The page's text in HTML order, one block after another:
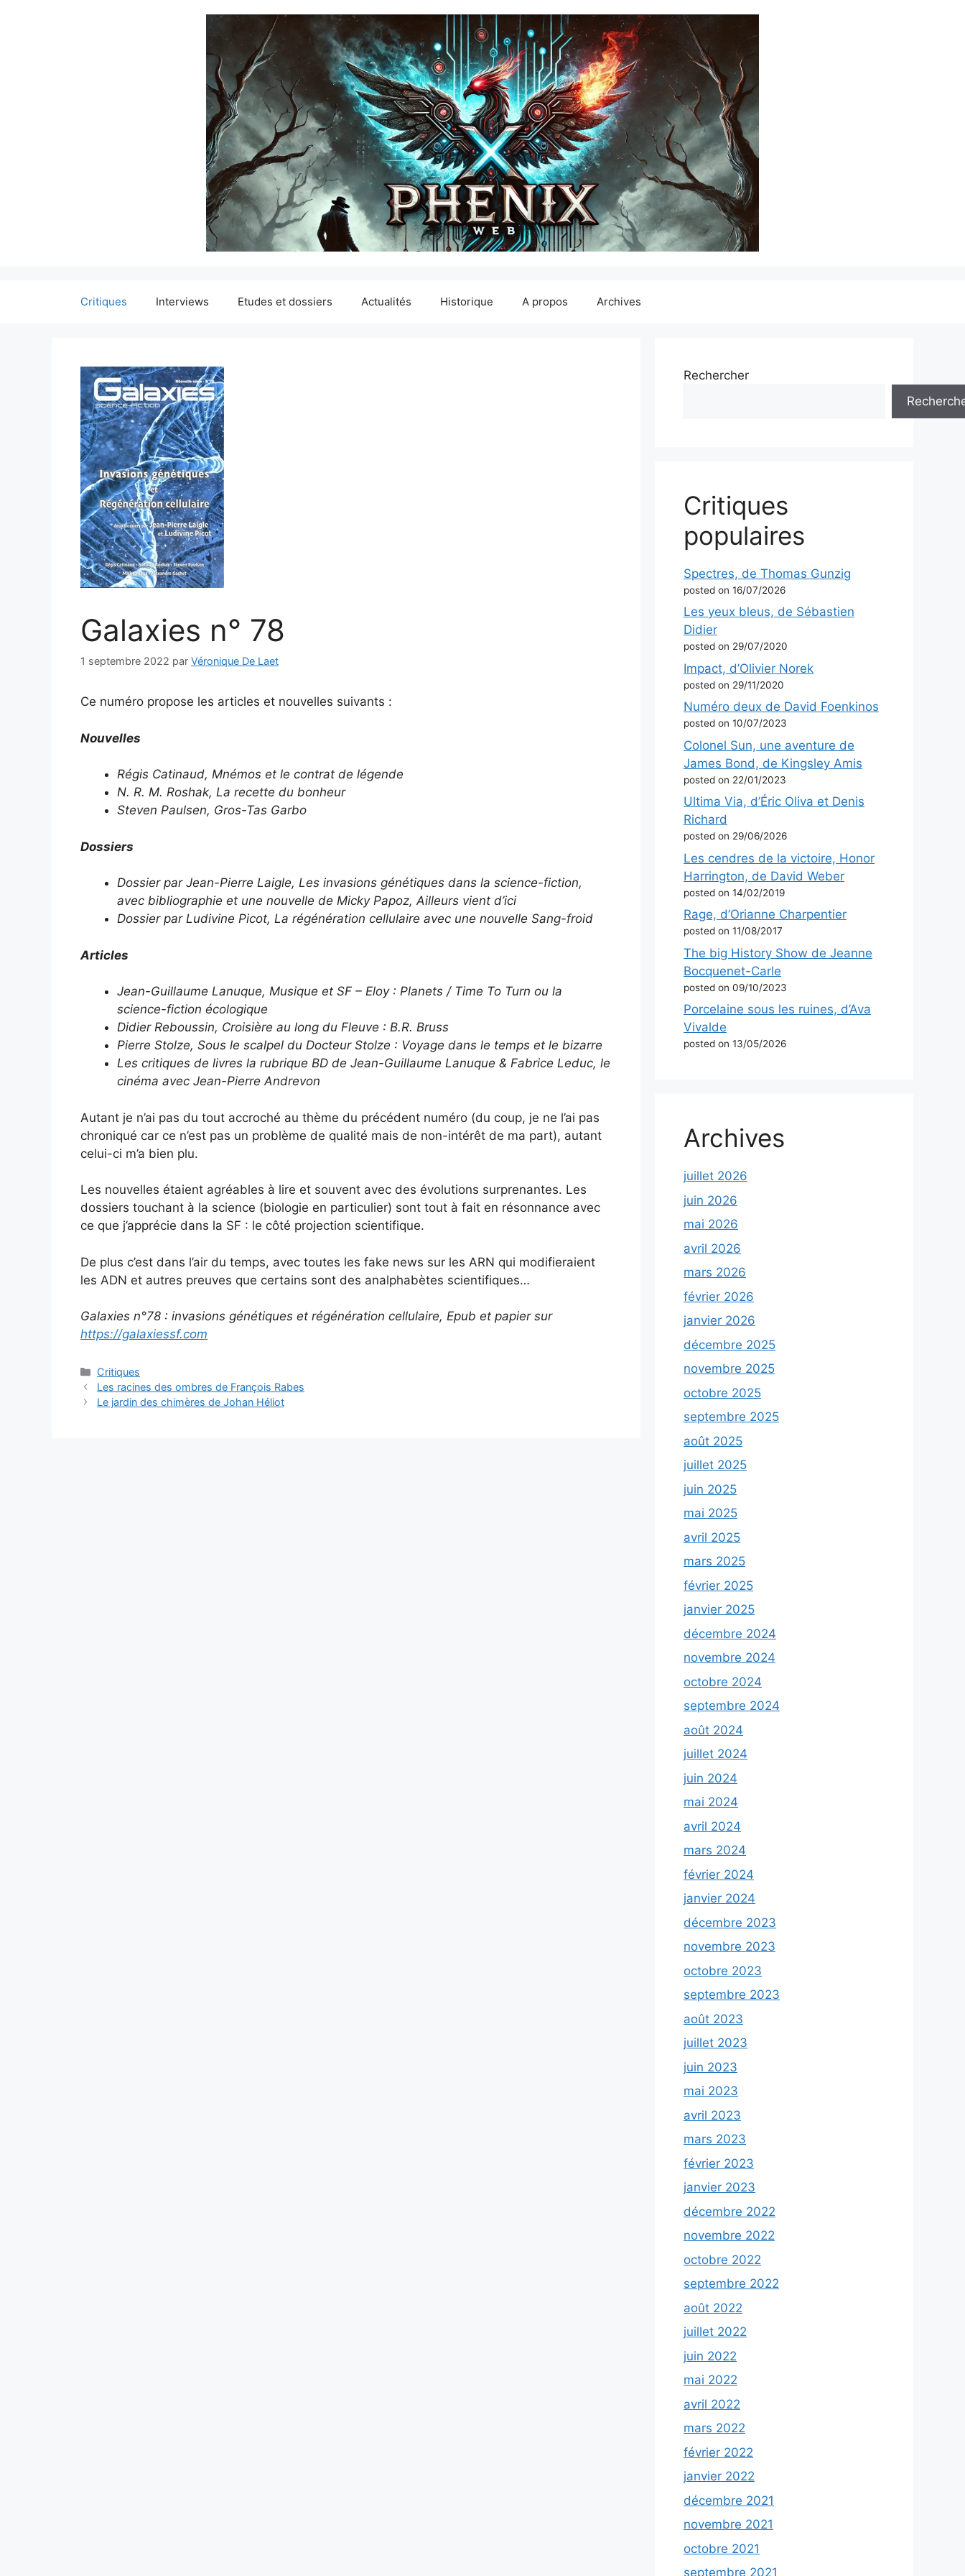
Critiques Interviews Etudes et dossiers Actualités Historique A propos Archives
Galaxies n° 78
1 septembre 2022 par Véronique De Laet
Ce numéro propose les articles et nouvelles suivants :
Nouvelles
Régis Catinaud, Mnémos et le contrat de légende
N. R. M. Roshak, La recette du bonheur
Steven Paulsen, Gros-Tas Garbo
Dossiers
Dossier par Jean-Pierre Laigle, Les invasions génétiques dans la science-fiction,
avec bibliographie et une nouvelle de Micky Papoz,Ailleurs vient d’ici
Dossier par Ludivine Picot, La régénération cellulaire avec une nouvelle Sang-froid
Articles
Jean-Guillaume Lanuque, Musique et SF – Eloy : Planets / Time To Turn ou la
science-fiction écologique
Didier Reboussin, Croisière au long du Fleuve : B.R. Bruss
Pierre Stolze, Sous le scalpel du Docteur Stolze : Voyage dans le temps et le bizarre
Les critiques de livres la rubrique BD de Jean-Guillaume Lanuque & Fabrice Leduc, le
cinéma avec Jean-Pierre Andrevon
Autant je n’ai pas du tout accroché au thème du précédent numéro (du coup, je ne l’ai pas
chroniqué car ce n’est pas un problème de qualité mais de non-intérêt de ma part), autant
celui-ci m’a bien plu.
Les nouvelles étaient agréables à lire et souvent avec des évolutions surprenantes. Les
dossiers touchant à la science (biologie en particulier) sont tout à fait en résonnance avec
ce que j’apprécie dans la SF : le côté projection scientifique.
De plus c’est dans l’air du temps, avec toutes les fake news sur les ARN qui modifieraient
les ADN et autres preuves que certains sont des analphabètes scientifiques…
Galaxies n°78 : invasions génétiques et régénération cellulaire, Epub et papier sur
https://galaxiessf.com
Critiques
Les racines des ombres de François Rabes
Le jardin des chimères de Johan Héliot
Rechercher
Critiques
populaires
Spectres, de Thomas Gunzig
posted on 16/07/2026
Les yeux bleus, de Sébastien
Didier
posted on 29/07/2020
Impact, d’Olivier Norek
posted on 29/11/2020
Numéro deux de David Foenkinos
posted on 10/07/2023
Colonel Sun, une aventure de
James Bond, de Kingsley Amis
posted on 22/01/2023
Ultima Via, d’Éric Oliva et Denis
Richard
posted on 29/06/2026
Les cendres de la victoire, Honor
Harrington, de David Weber
posted on 14/02/2019
Rage, d’Orianne Charpentier
posted on 11/08/2017
The big History Show de Jeanne
Bocquenet-Carle
posted on 09/10/2023
Porcelaine sous les ruines, d’Ava
Vivalde
posted on 13/05/2026
Archives
juillet 2026
juin 2026
mai 2026
avril 2026
mars 2026
février 2026
janvier 2026
décembre 2025
novembre 2025
octobre 2025
septembre 2025
août 2025
juillet 2025
juin 2025
mai 2025
avril 2025
mars 2025
février 2025
janvier 2025
décembre 2024
novembre 2024
octobre 2024
septembre 2024
août 2024
juillet 2024
juin 2024
mai 2024
avril 2024
mars 2024
février 2024
janvier 2024
décembre 2023
novembre 2023
octobre 2023
septembre 2023
août 2023
juillet 2023
juin 2023
mai 2023
avril 2023
mars 2023
février 2023
janvier 2023
décembre 2022
novembre 2022
octobre 2022
septembre 2022
août 2022
juillet 2022
juin 2022
mai 2022
avril 2022
mars 2022
février 2022
janvier 2022
décembre 2021
novembre 2021
octobre 2021
septembre 2021